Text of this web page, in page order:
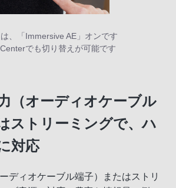
、「Immersive AE」オンです
でも切り替えが可能です
（オーディオケーブル
ストリーミングで、ハ
対応
ディオケーブル端子）またはストリ